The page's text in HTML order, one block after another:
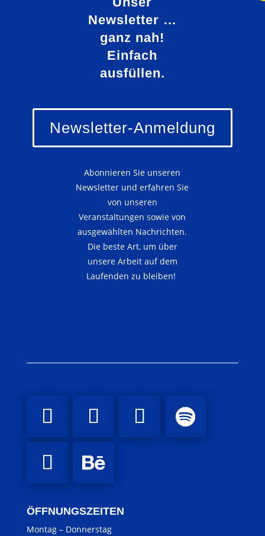
Newsletter …
ganz nah!
Einfach
ausfüllen.
Newsletter-Anmeldung
Abonnieren Sie unseren
Newsletter und erfahren Sie
von unseren
Veranstaltungen sowie von
ausgewählten Nachrichten.
Die beste Art, um über
unsere Arbeit auf dem
Laufenden zu bleiben!
ÖFFNUNGSZEITEN
Montag –Donnerstag